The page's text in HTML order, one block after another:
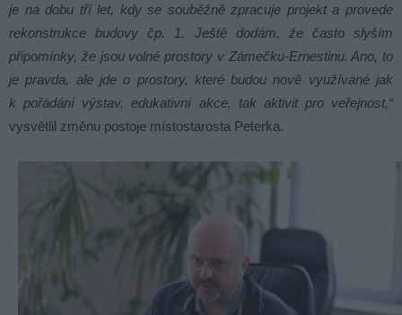
je na dobu tří let, kdy se souběžně zpracuje projekt a provede
rekonstrukce budovy čp. 1. Ještě dodám, že často slyším
připomínky, že jsou volné prostory v Zámečku-Ernestinu. Ano, to
je pravda, ale jde o prostory, které budou nově využívané jak
k pořádání výstav, edukativní akce, tak aktivit pro veřejnost,“
vysvětlil změnu postoje místostarosta Peterka.